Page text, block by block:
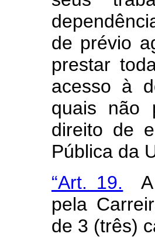
de prévio
prestar
acesso à
quais não
direito de
Pública da
“Art. 19. A
pela
de 3 (três)